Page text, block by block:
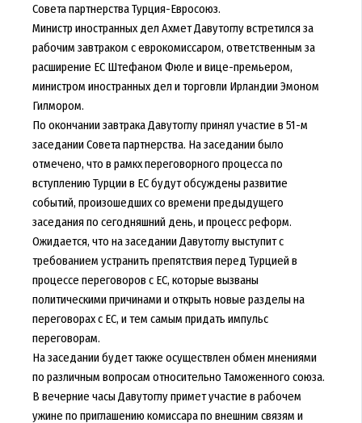
Совета партнерства Турция-Евросоюз.
Министр иностранных дел Ахмет Давутоглу встретился за
рабочим завтраком с еврокомиссаром, ответственным за
расширение ЕС Штефаном Фюле и вице-премьером,
министром иностранных дел и торговли Ирландии Эмоном
Гилмором.
По окончании завтрака Давутоглу принял участие в 51-м
заседании Совета партнерства. На заседании было
отмечено, что в рамкх переговорного процесса по
вступлению Турции в ЕС будут обсуждены развитие
событий, произошедших со времени предыдущего
заседания по сегодняшний день, и процесс реформ.
Ожидается, что на заседании Давутоглу выступит с
требованием устранить препятствия перед Турцией в
процессе переговоров с ЕС, которые вызваны
политическими причинами и открыть новые разделы на
переговорах с ЕС, и тем самым придать импульс
переговорам.
На заседании будет также осуществлен обмен мнениями
по различным вопросам относительно Таможенного союза.
В вечерние часы Давутоглу примет участие в рабочем
ужине по приглашению комиссара по внешним связям и